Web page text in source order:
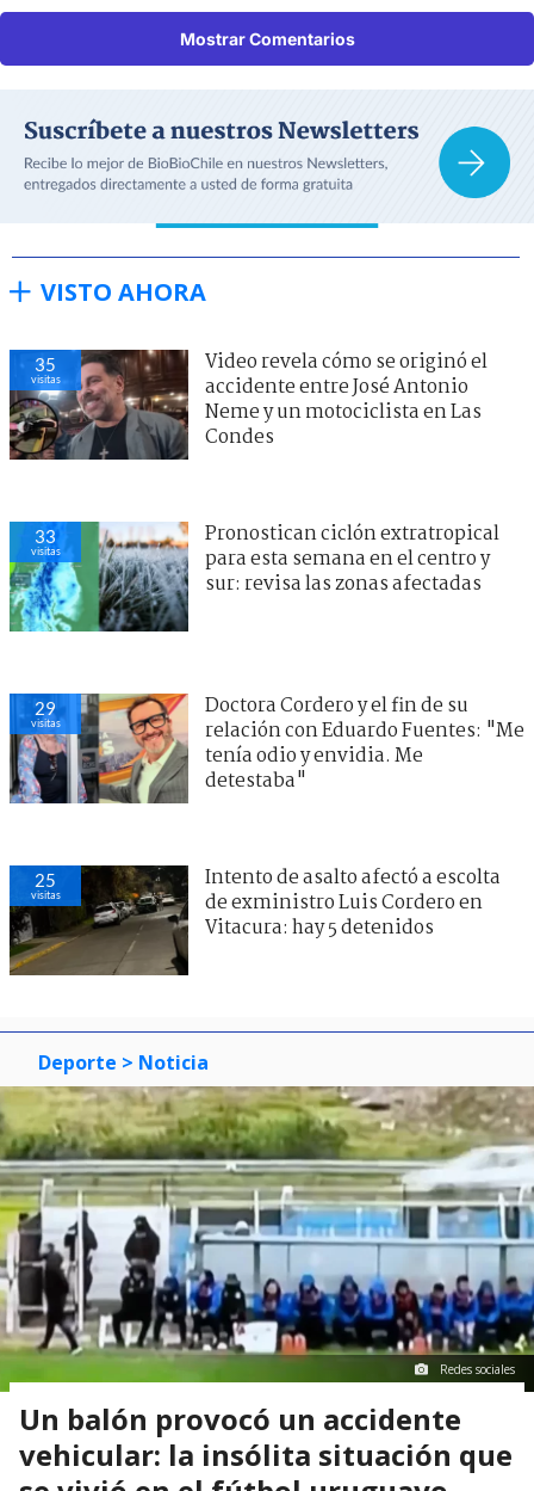
Mostrar Comentarios
VISTO AHORA
35
visitas
Video revela cómo se originó el
accidente entre José Antonio
Neme y un motociclista en Las
Condes
33
visitas
Pronostican ciclón extratropical
para esta semana en el centro y
sur: revisa las zonas afectadas
29
visitas
Doctora Cordero y el fin de su
relación con Eduardo Fuentes: "Me
tenía odio y envidia. Me
detestaba"
25
visitas
Intento de asalto afectó a escolta
de exministro Luis Cordero en
Vitacura: hay 5 detenidos
Deporte > Noticia
Redes sociales
Un balón provocó un accidente
vehicular: la insólita situación que